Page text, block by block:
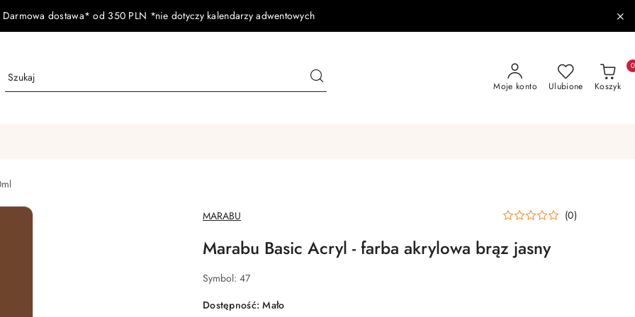
Darmowa dostawa* od 350 PLN *nie dotyczy kalendarzy adwentowych
Moje konto Ulubione Koszyk
0
NAZWA
PRODUCENTA:
MARABU (0)
Marabu Basic Acryl - farba akrylowa brąz jasny
Symbol: 47
Dostępność:Mało